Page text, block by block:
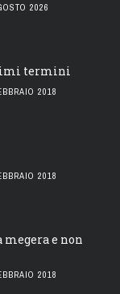
2026
termini
2018
2018
megera e non
2018